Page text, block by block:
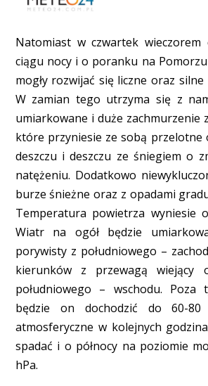
Natomiast w czwartek
ciągu nocy i o poranku na
mogły rozwijać się liczne oraz silne
W zamian tego utrzyma się z
umiarkowane i duże zachmurzenie
które przyniesie ze sobą przelotne
deszczu i deszczu ze śniegiem o
natężeniu. Dodatkowo
burze śnieżne oraz z opadami
Temperatura powietrza wyniesie
Wiatr na ogół będzie
porywisty z południowego –
kierunków z przewagą wiejący
południowego – wschodu. Poza
będzie on dochodzić do 60-80
atmosferyczne w kolejnych
spadać i o północy na poziomie
hPa.